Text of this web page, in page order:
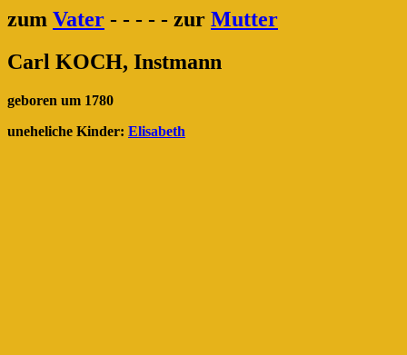
zum Vater - - - - - zur Mutter
Carl KOCH, Instmann
geboren um 1780
uneheliche Kinder: Elisabeth